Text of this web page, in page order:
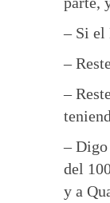
– Si el
–
–
– Digo
del
y a